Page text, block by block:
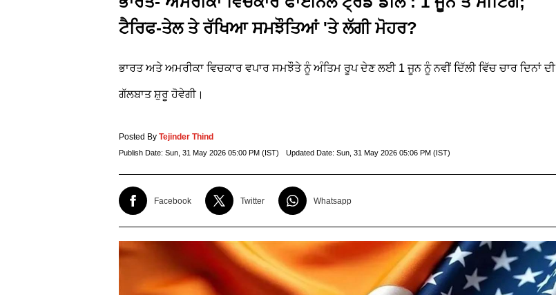
ਟੈਰਿਫ-ਤੇਲ ਤੇ ਰੱਖਿਆ ਸਮਝੌਤਿਆਂ 'ਤੇ ਲੱਗੀ ਮੋਹਰ?
ਭਾਰਤ ਅਤੇ ਅਮਰੀਕਾ ਵਿਚਕਾਰ ਵਪਾਰ ਸਮਝੌਤੇ ਨੂੰ ਅੰਤਿਮ ਰੂਪ ਦੇਣ ਲਈ 1 ਜੂਨ ਨੂੰ ਨਵੀਂ ਦਿੱਲੀ ਵਿੱਚ ਚਾਰ ਦਿਨਾਂ ਦੀ
ਗੱਲਬਾਤ ਸ਼ੁਰੂ ਹੋਵੇਗੀ।
Posted By Tejinder Thind
Publish Date: Sun, 31 May 2026 05:00 PM (IST) Updated Date: Sun, 31 May 2026 05:06 PM (IST)
Facebook Twitter Whatsapp